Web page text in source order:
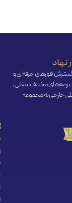
نهاد
نهاد با شماره ثبت 38390، با هدف گسترش افق‌‌های حرفه‌ای و
عرصه‌های مختلف شغلی،
خارجی به مجموعه